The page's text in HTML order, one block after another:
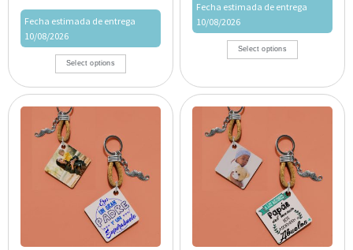
Fecha estimada de entrega
10/08/2026
Select options
Fecha estimada de entrega
10/08/2026
Select options